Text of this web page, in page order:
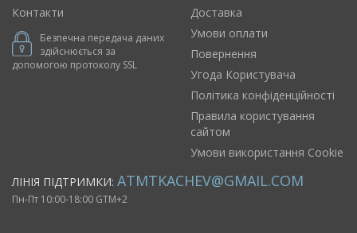
Контакти
Безпечна передача даних
здійснюється за
допомогою протоколу SSL
Доставка
Умови оплати
Повернення
Угода Користувача
Політика конфіденційності
Правила користування
сайтом
Умови використання Cookie
ЛІНІЯ ПІДТРИМКИ: ATMTKACHEV@GMAIL.COM
Пн-Пт 10:00-18:00 GTM+2